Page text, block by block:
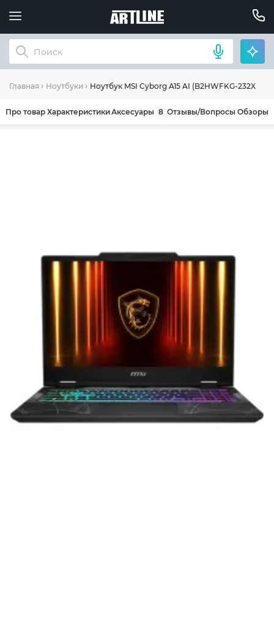
Главная Ноутбуки Ноутбук MSI Cyborg A15 AI (B2HWFKG-232XUA)
Про товар ХарактеристикиАксесуары 8 Отзывы/Вопросы Обзоры
нашей продукции. Мы уверены, что
приобретенная вами техника будет служить
вам долгие годы при соблюдении правил
эксплуатации и хранения.
Гарантия от производителя